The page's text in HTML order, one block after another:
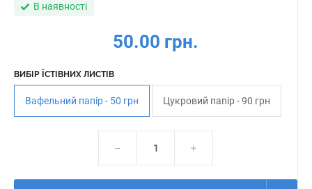
В наявності
50.00 грн.
ВИБІР ЇСТІВНИХ ЛИСТІВ
Вафельний папір - 50 грн Цукровий папір - 90 грн